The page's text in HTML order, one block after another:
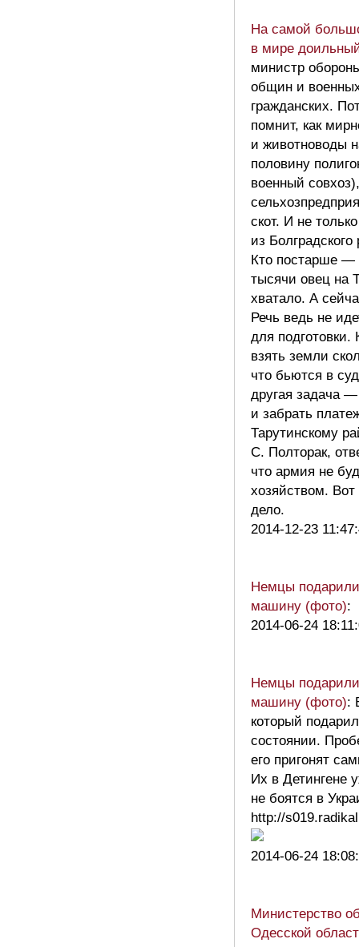
На самой
в мире
министр
общин и
гражданских.
помнит, как
и животноводы
половину
военный
скот. И не
из
Кто постарше —
тысячи овец на
хватало. А
Речь ведь не
для
взять земли
что бьются в
другая задача
и забрать
Тарутинскому
С. Полторак,
что армия не
хозяйством.
дело.
2014-12-23
Немцы
машину (фото):
2014-06-24
Немцы
машину (фото):
который
состоянии.
его пригонят
Их в Детингене
не боятся в
http://
2014-06-24
Министерство
Одесской